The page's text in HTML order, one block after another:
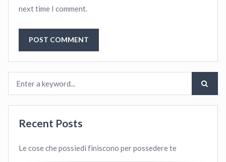
next time I comment.
Recent Posts
Le cose che possiedi finiscono per possedere te